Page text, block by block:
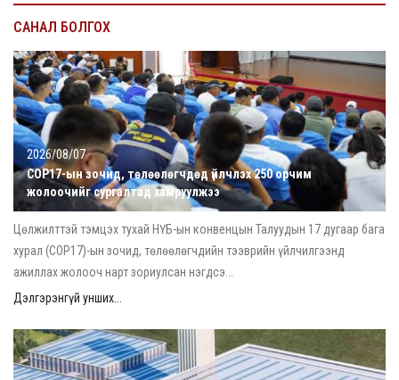
САНАЛ БОЛГОХ
2026/08/07
COP17-ын зочид, төлөөлөгчдөд үйлчлэх 250 орчим
жолоочийг сургалтад хамруулжээ
Цөлжилттэй тэмцэх тухай НҮБ-ын конвенцын Талуудын 17 дугаар бага
хурал (COP17)-ын зочид, төлөөлөгчдийн тээврийн үйлчилгээнд
ажиллах жолооч нарт зориулсан нэгдсэ...
Дэлгэрэнгүй унших...